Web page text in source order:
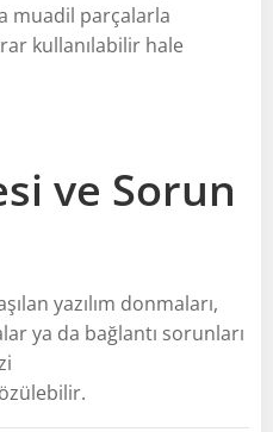
muadil parçalarla
kullanılabilir hale
ve Sorun
yazılım donmaları,
ya da bağlantı sorunları